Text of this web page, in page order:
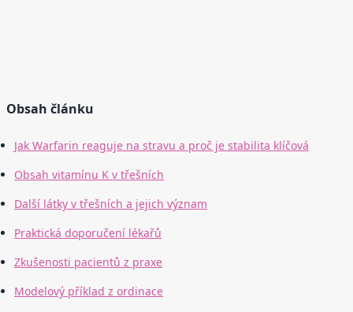
Obsah článku
Jak Warfarin reaguje na stravu a proč je stabilita klíčová
Obsah vitamínu K v třešních
Další látky v třešních a jejich význam
Praktická doporučení lékařů
Zkušenosti pacientů z praxe
Modelový příklad z ordinace